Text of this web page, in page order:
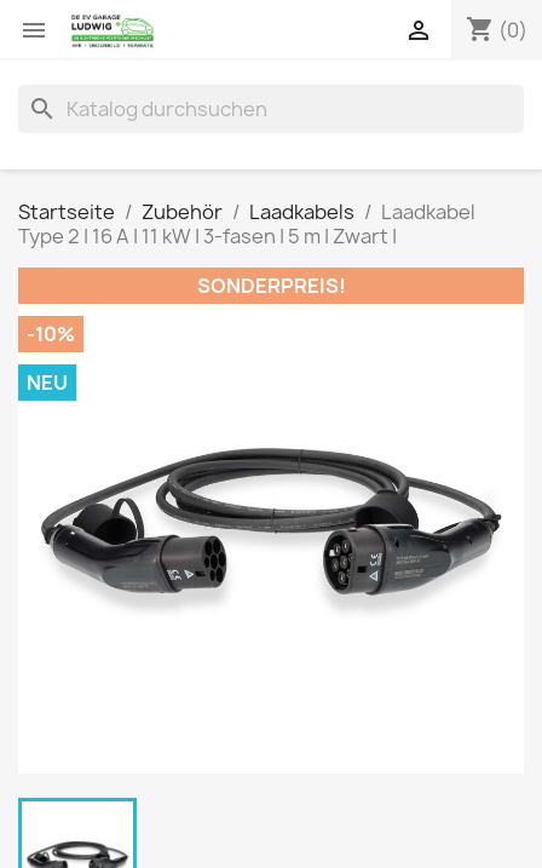
 shopping_cart (0)

search
Startseite Zubehör Laadkabels
Laadkabel
Type 2 | 16 A | 11 kW | 3-fasen | 5 m | Zwart |
SONDERPREIS!
-10%
NEU